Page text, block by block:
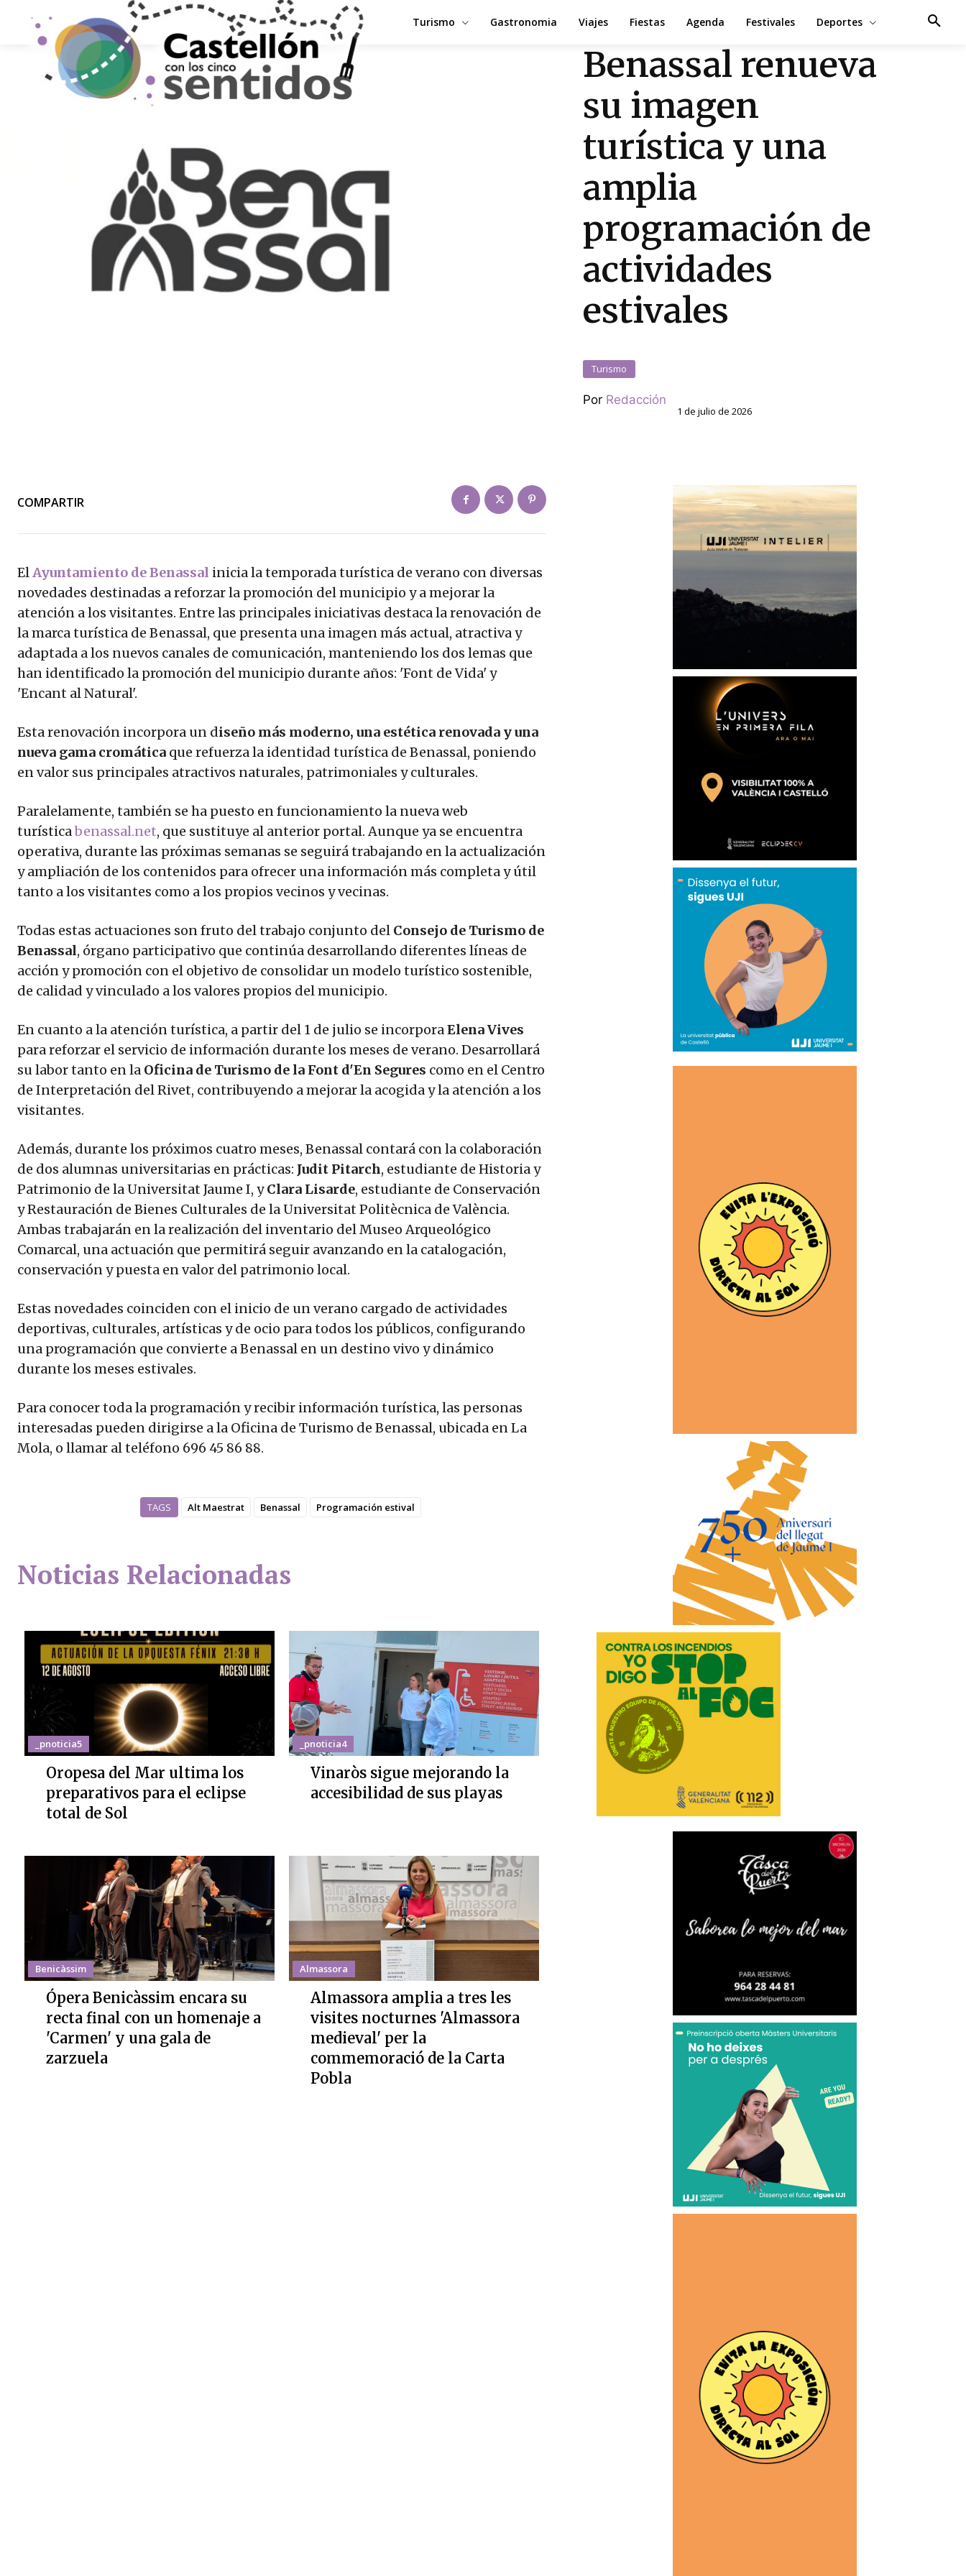
Turismo Gastronomia Viajes Fiestas Agenda Festivales Deportes
Benassal renueva
su imagen
turística y una
amplia
programación de
actividades
estivales
Turismo
Por Redacción
1 de julio de 2026
COMPARTIR
ElAyuntamiento de Benassal inicia la temporada turística de verano con diversas
novedades destinadas a reforzar la promoción del municipio y a mejorar la
atención a los visitantes. Entre las principales iniciativas destaca la renovación de
la marca turística de Benassal, que presenta una imagen más actual, atractiva y
adaptada a los nuevos canales de comunicación, manteniendo los dos lemas que
han identificado la promoción del municipio durante años: 'Font de Vida' y
'Encant al Natural'.
Esta renovación incorpora un diseño más moderno, una estética renovada y una
nueva gama cromática que refuerza la identidad turística de Benassal, poniendo
en valor sus principales atractivos naturales, patrimoniales y culturales.
Paralelamente, también se ha puesto en funcionamiento la nueva web
turísticabenassal.net, que sustituye al anterior portal. Aunque ya se encuentra
operativa, durante las próximas semanas se seguirá trabajando en la actualización
y ampliación de los contenidos para ofrecer una información más completa y útil
tanto a los visitantes como a los propios vecinos y vecinas.
Todas estas actuaciones son fruto del trabajo conjunto del Consejo de Turismo de
Benassal, órgano participativo que continúa desarrollando diferentes líneas de
acción y promoción con el objetivo de consolidar un modelo turístico sostenible,
de calidad y vinculado a los valores propios del municipio.
En cuanto a la atención turística, a partir del 1 de julio se incorporaElena Vives
para reforzar el servicio de información durante los meses de verano. Desarrollará
su labor tanto en la Oficina de Turismo de la Font d'En Segures como en el Centro
de Interpretación del Rivet, contribuyendo a mejorar la acogida y la atención a los
visitantes.
Además, durante los próximos cuatro meses, Benassal contará con la colaboración
de dos alumnas universitarias en prácticas: Judit Pitarch, estudiante de Historia y
Patrimonio de la Universitat Jaume I, yClara Lisarde, estudiante de Conservación
y Restauración de Bienes Culturales de la Universitat Politècnica de València.
Ambas trabajarán en la realización del inventario del Museo Arqueológico
Comarcal, una actuación que permitirá seguir avanzando en la catalogación,
conservación y puesta en valor del patrimonio local.
Estas novedades coinciden con el inicio de un verano cargado de actividades
deportivas, culturales, artísticas y de ocio para todos los públicos, configurando
una programación que convierte a Benassal en un destino vivo y dinámico
durante los meses estivales.
Para conocer toda la programación y recibir información turística, las personas
interesadas pueden dirigirse a la Oficina de Turismo de Benassal, ubicada en La
Mola, o llamar al teléfono 696 45 86 88.
TAGS Alt Maestrat Benassal Programación estival
Noticias Relacionadas
_pnoticia5
Oropesa del Mar ultima los
preparativos para el eclipse
total de Sol
_pnoticia4
Vinaròs sigue mejorando la
accesibilidad de sus playas
Benicàssim
Ópera Benicàssim encara su
recta final con un homenaje a
'Carmen' y una gala de
zarzuela
Almassora
Almassora amplia a tres les
visites nocturnes 'Almassora
medieval' per la
commemoració de la Carta
Pobla